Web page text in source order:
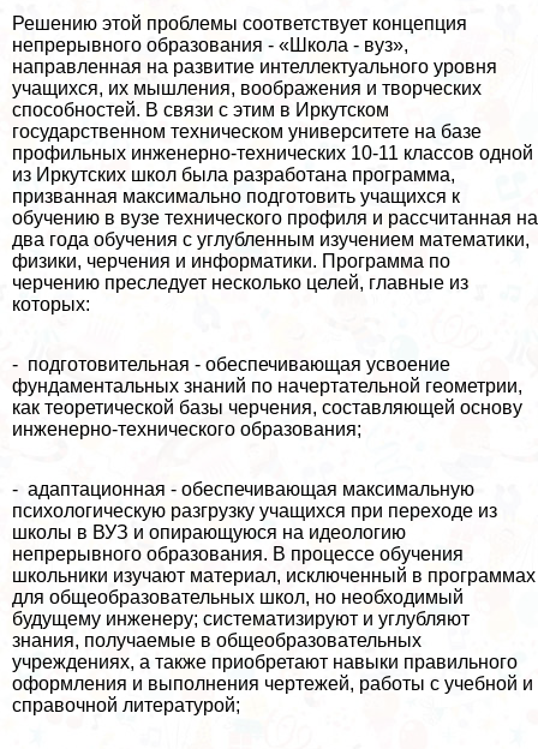
Решению этой проблемы соответствует концепция
непрерывного образования - «Школа - вуз»,
направленная на развитие интеллектуального уровня
учащихся, их мышления, воображения и творческих
способностей. В связи с этим в Иркутском
государственном техническом университете на базе
профильных инженерно-технических 10-11 классов одной
из Иркутских школ была разработана программа,
призванная максимально подготовить учащихся к
обучению в вузе технического профиля и рассчитанная на
два года обучения с углубленным изучением математики,
физики, черчения и информатики. Программа по
черчению преследует несколько целей, главные из
которых:
- подготовительная - обеспечивающая усвоение
фундаментальных знаний по начертательной геометрии,
как теоретической базы черчения, составляющей основу
инженерно-технического образования;
- адаптационная - обеспечивающая максимальную
психологическую разгрузку учащихся при переходе из
школы в ВУЗ и опирающуюся на идеологию
непрерывного образования. В процессе обучения
школьники изучают материал, исключенный в программах
для общеобразовательных школ, но необходимый
будущему инженеру; систематизируют и углубляют
знания, получаемые в общеобразовательных
учреждениях, а также приобретают навыки правильного
оформления и выполнения чертежей, работы с учебной и
справочной литературой;